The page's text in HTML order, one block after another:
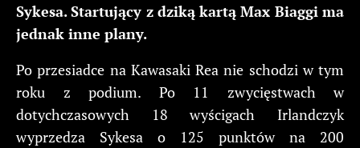
Sykesa. Startujący z dziką kartą Max Biaggi ma
jednak inne plany.
Po przesiadce na Kawasaki Rea nie schodzi w tym
roku z podium. Po 11 zwycięstwach w
dotychczasowych 18 wyścigach Irlandczyk
wyprzedza Sykesa o 125 punktów na 200